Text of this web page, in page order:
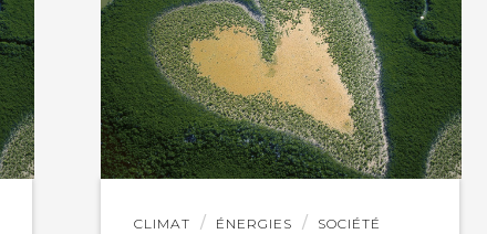
CLIMAT ÉNERGIES SOCIÉTÉ
Lire